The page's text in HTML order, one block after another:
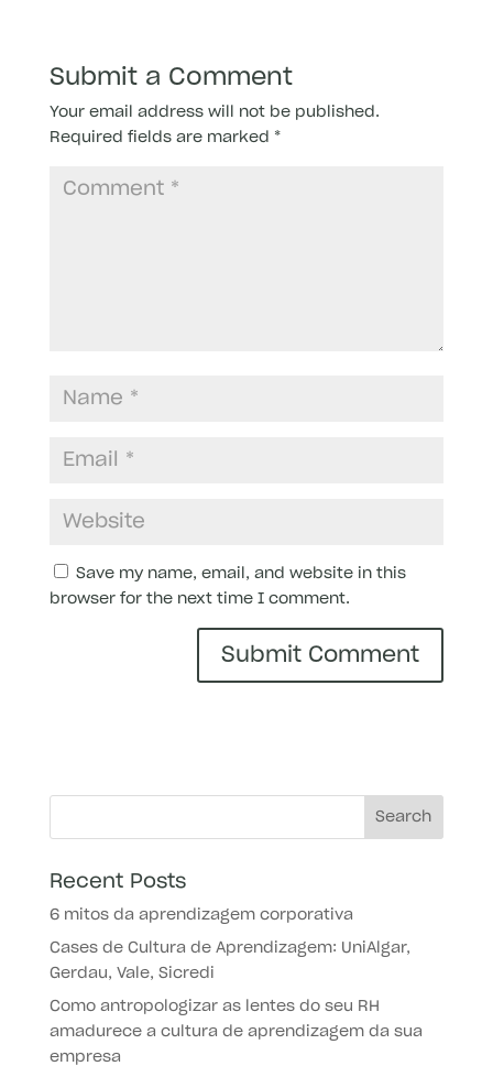
Submit a Comment
Your email address will not be published.
Required fields are marked *
Save my name, email, and website in this
browser for the next time I comment.
Recent Posts
6 mitos da aprendizagem corporativa
Cases de Cultura de Aprendizagem: UniAlgar,
Gerdau, Vale, Sicredi
Como antropologizar as lentes do seu RH
amadurece a cultura de aprendizagem da sua
empresa